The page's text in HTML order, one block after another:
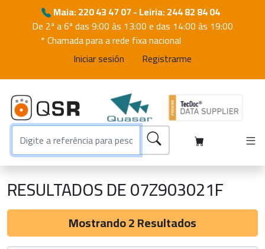
Maia: 220 43 47 07 - Leiria: 244 82 84 04
De 2ª a 6ª das 9:00 às 13:00 e das 14:00 às 19:00
* Chamada para a rede fixa nacional
Iniciar sesión
Registrarme
RESULTADOS DE 07Z903021F
Mostrando 2 Resultados